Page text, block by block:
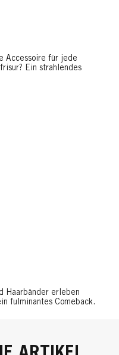
Accessoire für jede
Ein strahlendes
Haarbänder erleben
fulminantes Comeback.